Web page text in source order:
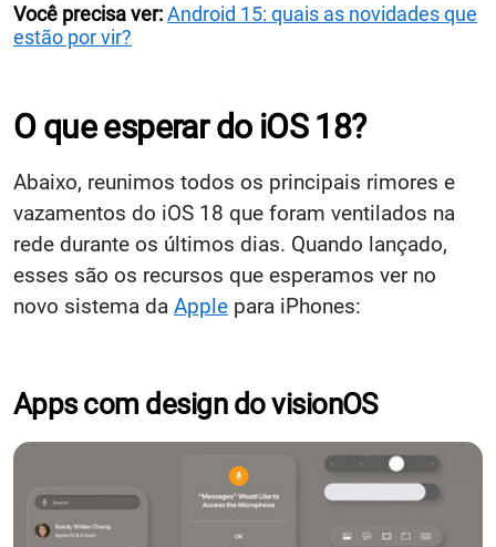
Você precisa ver:Android 15: quais as novidades que
estão por vir?
O que esperar do iOS 18?
Abaixo, reunimos todos os principais rimores e
vazamentos do iOS 18 que foram ventilados na
rede durante os últimos dias. Quando lançado,
esses são os recursos que esperamos ver no
novo sistema da Apple para iPhones:
Apps com design do visionOS